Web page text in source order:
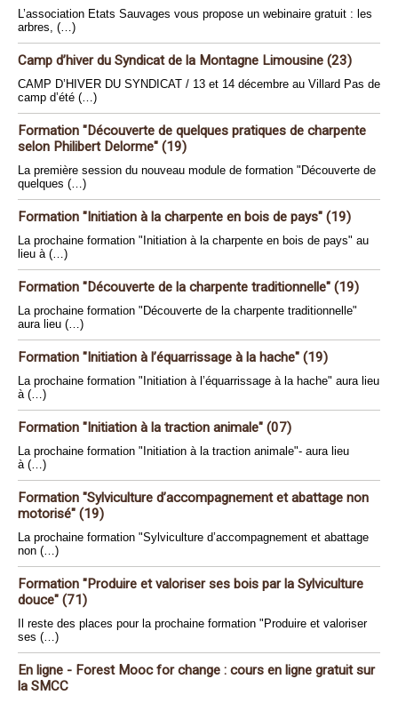
L’association Etats Sauvages vous propose un webinaire gratuit : les
arbres, (…)
Camp d’hiver du Syndicat de la Montagne Limousine (23)
CAMP D’HIVER DU SYNDICAT / 13 et 14 décembre au Villard Pas de
camp d’été (…)
Formation "Découverte de quelques pratiques de charpente
selon Philibert Delorme" (19)
La première session du nouveau module de formation "Découverte de
quelques (…)
Formation "Initiation à la charpente en bois de pays" (19)
La prochaine formation "Initiation à la charpente en bois de pays" au
lieu à (…)
Formation "Découverte de la charpente traditionnelle" (19)
La prochaine formation "Découverte de la charpente traditionnelle"
aura lieu (…)
Formation "Initiation à l’équarrissage à la hache" (19)
La prochaine formation "Initiation à l’équarrissage à la hache" aura lieu
à (…)
Formation "Initiation à la traction animale" (07)
La prochaine formation "Initiation à la traction animale"- aura lieu
à (…)
Formation "Sylviculture d’accompagnement et abattage non
motorisé" (19)
La prochaine formation "Sylviculture d’accompagnement et abattage
non (…)
Formation "Produire et valoriser ses bois par la Sylviculture
douce" (71)
Il reste des places pour la prochaine formation "Produire et valoriser
ses (…)
En ligne - Forest Mooc for change : cours en ligne gratuit sur
la SMCC